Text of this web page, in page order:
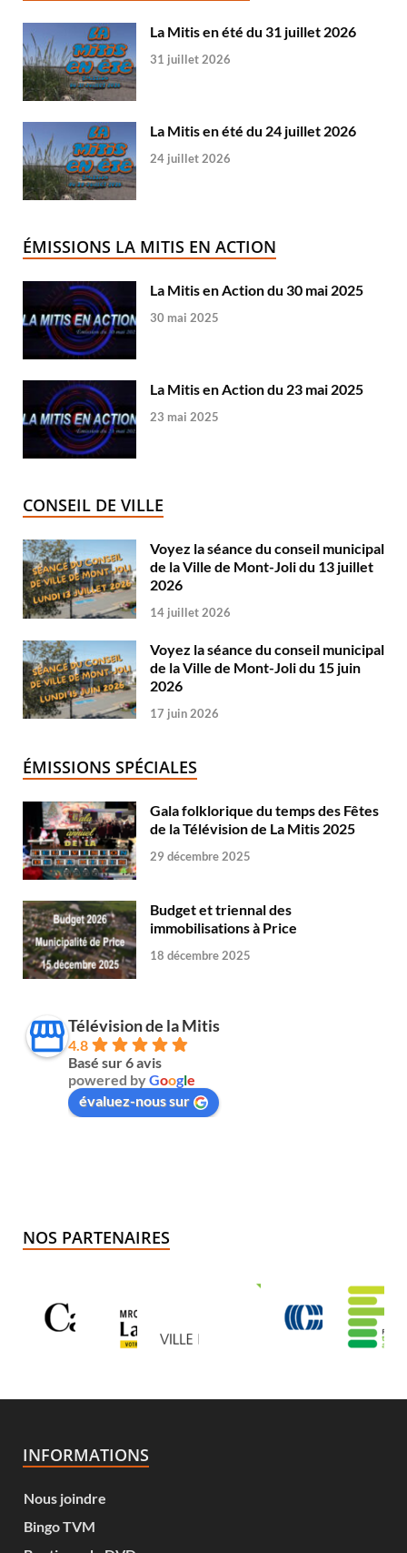
La Mitis en été du 31 juillet 2026
31 juillet 2026
La Mitis en été du 24 juillet 2026
24 juillet 2026
ÉMISSIONS LA MITIS EN ACTION
La Mitis en Action du 30 mai 2025
30 mai 2025
La Mitis en Action du 23 mai 2025
23 mai 2025
CONSEIL DE VILLE
Voyez la séance du conseil municipal
de la Ville de Mont-Joli du 13 juillet
2026
14 juillet 2026
Voyez la séance du conseil municipal
de la Ville de Mont-Joli du 15 juin
2026
17 juin 2026
ÉMISSIONS SPÉCIALES
Gala folklorique du temps des Fêtes
de la Télévision de La Mitis 2025
29 décembre 2025
Budget et triennal des
immobilisations à Price
18 décembre 2025
Télévision de la Mitis
4.8
Basé sur 6 avis
powered byGoogle
évaluez-nous sur
NOS PARTENAIRES
INFORMATIONS
Nous joindre
Bingo TVM